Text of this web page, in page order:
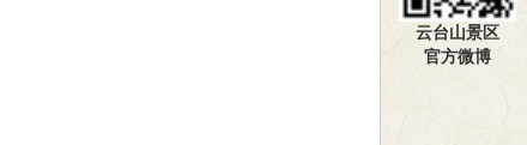
云台山景区
官方微博